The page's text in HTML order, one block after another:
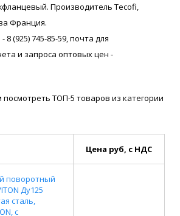
Производитель Tecofi,
Франция.
8 (925) 745-85-59, почта для
и запроса оптовых цен -
ТОП-5 товаров из категории
Цена руб, с НДС
поворотный
Ду125
сталь,
с